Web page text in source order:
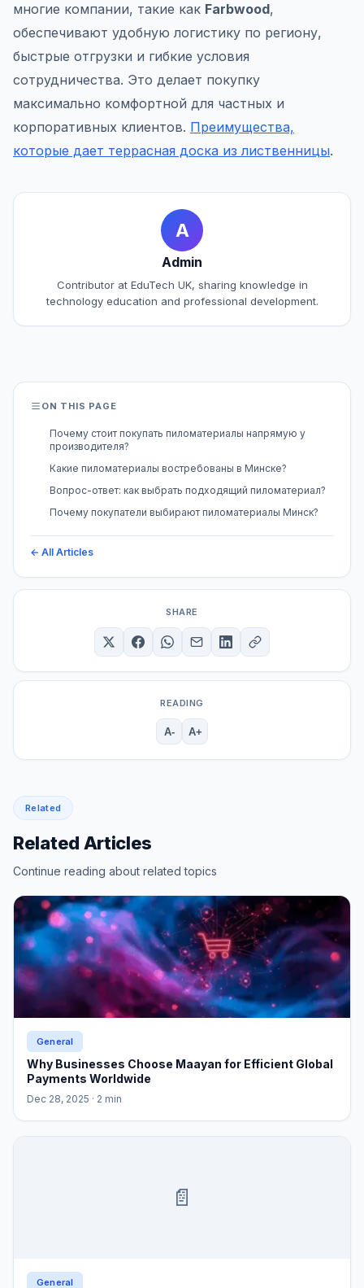
многие компании, такие как Farbwood,
обеспечивают удобную логистику по региону,
быстрые отгрузки и гибкие условия
сотрудничества. Это делает покупку
максимально комфортной для частных и
корпоративных клиентов. Преимущества,
которые дает террасная доска из лиственницы.
A
Admin
Contributor at EduTech UK, sharing knowledge in
technology education and professional development.
ON THIS PAGE
Почему стоит покупать пиломатериалы напрямую у
производителя?
Какие пиломатериалы востребованы в Минске?
Вопрос-ответ: как выбрать подходящий пиломатериал?
Почему покупатели выбирают пиломатериалы Минск?
← All Articles
SHARE
READING
A- A+
Related
Related Articles
Continue reading about related topics
General
Why Businesses Choose Maayan for Efficient Global
Payments Worldwide
Dec 28, 2025 · 2 min
📄
General